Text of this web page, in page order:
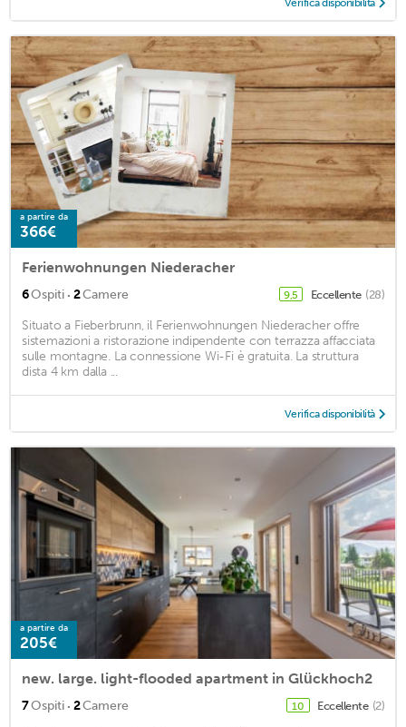
a partire da
366€
Ferienwohnungen Niederacher
6Ospiti · 2Camere 9,5 Eccellente (28)
Situato a Fieberbrunn, il Ferienwohnungen Niederacher offre
sistemazioni a ristorazione indipendente con terrazza affacciata
sulle montagne. La connessione Wi-Fi è gratuita. La struttura
dista 4 km dalla ...
Verifica disponibilità
a partire da
205€
new. large. light-flooded apartment in Glückhoch2
7Ospiti · 2Camere 10 Eccellente (2)